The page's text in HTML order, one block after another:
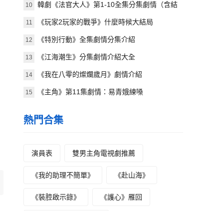
10 韓劇《法官大人》第1-10全集分集劇情（含結
局）
11 《玩家2玩家的戰爭》什麼時候大結局
12 《特別行動》全集劇情分集介紹
13 《江海潮生》分集劇情介紹大全
14 《我在八零的燦爛歲月》劇情介紹
15 《主角》第11集劇情：易青娥練嗓
熱門合集
演員表 雙男主角電視劇推薦
《我的助理不簡單》 《赴山海》
《裝腔啟示錄》 《護心》雁回